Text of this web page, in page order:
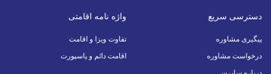
دسترسی سریع
پیگیری مشاوره
درخواست مشاوره
واژه نامه اقامتی
تفاوت ویزا و اقامت
اقامت دائم و پاسپورت